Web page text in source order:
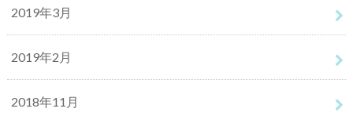
2019年3月
2019年2月
2018年11月